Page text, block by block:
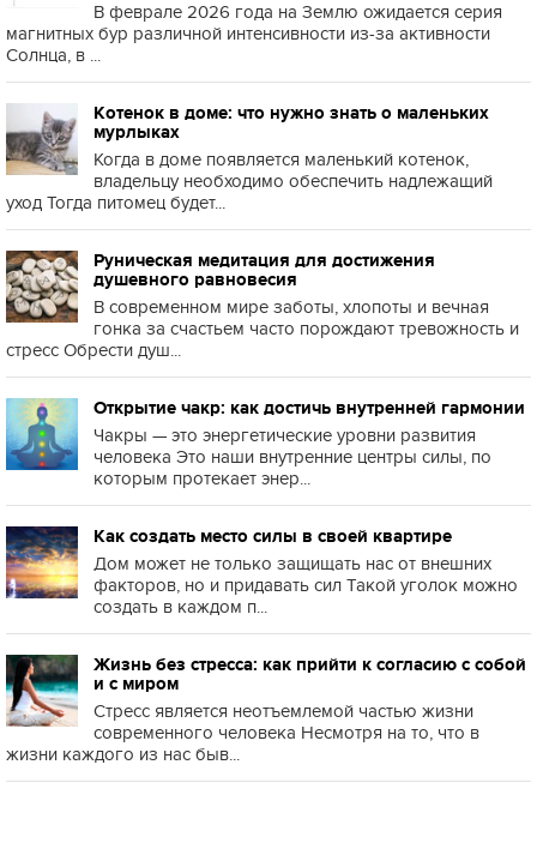
В феврале 2026 года на Землю ожидается серия
магнитных бур различной интенсивности из-за активности
Солнца, в ...
Котенок в доме: что нужно знать о маленьких
мурлыках
Когда в доме появляется маленький котенок,
владельцу необходимо обеспечить надлежащий
уход Тогда питомец будет...
Руническая медитация для достижения
душевного равновесия
В современном мире заботы, хлопоты и вечная
гонка за счастьем часто порождают тревожность и
стресс Обрести душ...
Открытие чакр: как достичь внутренней гармонии
Чакры — это энергетические уровни развития
человека Это наши внутренние центры силы, по
которым протекает энер...
Как создать место силы в своей квартире
Дом может не только защищать нас от внешних
факторов, но и придавать сил Такой уголок можно
создать в каждом п...
Жизнь без стресса: как прийти к согласию с собой
и с миром
Стресс является неотъемлемой частью жизни
современного человека Несмотря на то, что в
жизни каждого из нас быв...